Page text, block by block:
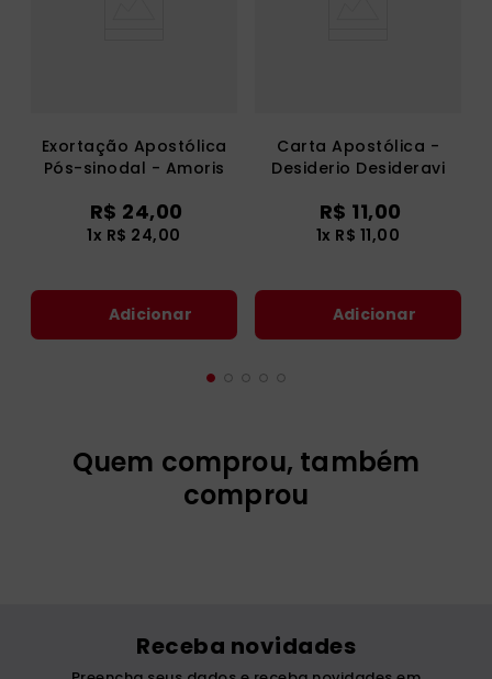
Exortação Apostólica
Pós-sinodal - Amoris
R$ 24,00
1x R$ 24,00
Adicionar
Carta Apostólica -
Desiderio Desideravi
R$ 11,00
1x R$ 11,00
Adicionar
Quem comprou, também
comprou